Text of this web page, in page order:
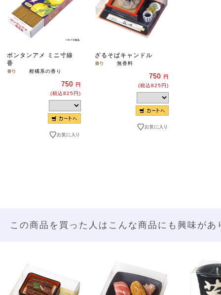
ボンタンアメ ミニ寸線
香
柑橘系の香り
750 円
(税込825円)
ざるそばキャンドル
無香料
750 円
(税込825円)
この商品を買った人はこんな商品にも興味があ